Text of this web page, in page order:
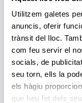
Utilitzem galetes
anuncis, oferir
trànsit del lloc.
com feu servir el
socials, de
seu torn, ells la
els hàgiu
que heu fet dels